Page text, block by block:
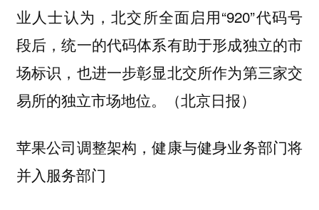
业人士认为，北交所全面启用“920”代码号
段后，统一的代码体系有助于形成独立的市
场标识，也进一步彰显北交所作为第三家交
易所的独立市场地位。（北京日报）
苹果公司调整架构，健康与健身业务部门将
并入服务部门